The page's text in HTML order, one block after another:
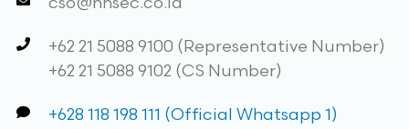
+62 21 5088 9100 (Representative Number)
+62 21 5088 9102 (CS Number)
+628 118 198 111 (Official Whatsapp 1)